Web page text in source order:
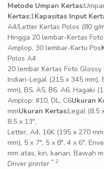
Metode Umpan Kertas:
Kertas:1Kapasitas Input
A4/Letter Kertas Polos (80 g/m
Hingga 20 lembar-Kertas
Amplop, 30 lembar-Kartu Pos
Polos A4
20 lembar Kertas Foto Glossy
Indian-Legal (215 x 345 mm),
mm), B5, A5, B6, A6, Hagaki
Amplop: #10, DL, C6Ukuran
mmUkuran Kertas:Legal (8.5
8.5 x 13″,
Letter, A4, 16K (195 x 270
mm), 5 x 7″, 5 x 8″, 4 x 6″,
mm atas, kiri, kanan, Bawah
Driver printer * 2